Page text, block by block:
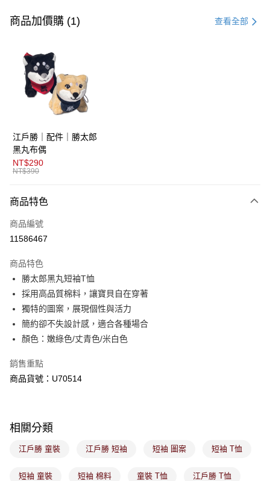
信用卡一次付款
LINE Pay
AFTEE先享後付
【關於「AFTEE先享後付」】
便利好安心！
１．簡單：不需註冊會員、不需綁卡、不需儲值。
２．便利：只要手機號碼，簡訊認證，即可結帳。
３．安心：先確認商品／服務後，再付款。
１．於結帳方式選擇「AFTEE先享後付」後，將跳轉至「AFTEE先享後付」
２．訂單成立數日內，您將收到繳費通知簡訊。
３．收到繳費通知簡訊後14天內，點擊此簡訊中的連結，可透過四大超商／
購買商品的店家。未經商家同意取消之訂單仍視為有效，需透過AFTEE先享
後付繳納相關費用。
※ 交易是否成功請以「AFTEE先享後付 」之結帳頁面顯示為準，若有關於
是否繳費成功／繳費後需取消欲退款等相關疑問，請聯繫「AFTEE先享後付
客戶支援中心」 https://netprotections.freshdesk.com/support/home
１．透過由恩沛科技股份有限公司提供之「AFTEE先享後付」服務完成之交
權轉讓予恩沛科技股份有限公司。
２．關於個人資料處理事宜，請瀏覽以下網址：
４．使用「AFTEE先享後付」時，將依據個別帳號之用戶狀況，依本公司即
請求用戶進行身份認證。
恩沛科技股份有限公司將有權停止該用戶之使用額度並採取法律行動。
運送方式
全家取貨付款
免運費
免運費
付款後萊爾富取貨
免運費
7-11取貨付款
免運費
付款後7-11取貨
免運費
免運費
付款後門市取貨
商品加價購 (1) 查看全部
江戶勝｜配件｜勝太郎
黑丸布偶
NT$290
NT$390
商品特色
商品編號
11586467
商品特色
勝太郎黑丸短袖T恤
採用高品質棉料，讓寶貝自在穿著
獨特的圖案，展現個性與活力
簡約卻不失設計感，適合各種場合
顏色：嫩綠色/丈青色/米白色
銷售重點
商品貨號：U70514
相關分類
江戶勝 童裝 江戶勝 短袖 短袖 圖案 短袖 T恤
短袖 童裝 短袖 棉料 童裝 T恤 江戶勝 T恤